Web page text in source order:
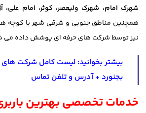
شهرک امام، شهرک ولیعصر، کوثر، امام علی،
همچنین مناطق جنوبی و شرقی شهر با کوچه
نیز توسط شرکت های حرفه ای پوشش داده می
بیشتر بخوانید: لیست کامل شرکت های
بجنورد + آدرس و تلفن تماس
خدمات تخصصی بهترین